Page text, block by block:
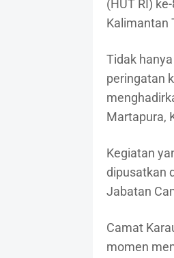
(HUT RI)
Kalimantan
Tidak
peringatan
Martapura,
Kegiatan
dipusatkan
Jabatan
Camat
momen